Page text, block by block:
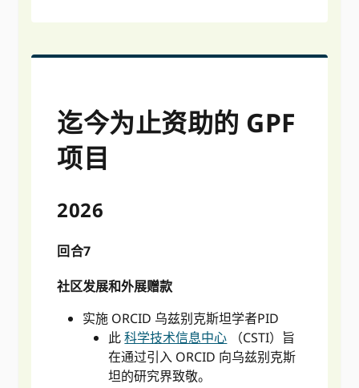
迄今为止资助的 GPF
项目
2026
回合7
社区发展和外展赠款
实施 ORCID 乌兹别克斯坦学者PID
此科学技术信息中心 （CSTI）旨
在通过引入 ORCID 向乌兹别克斯
坦的研究界致敬。